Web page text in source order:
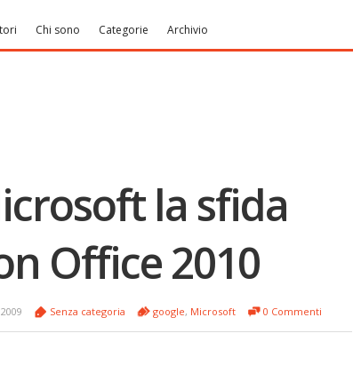
Chi sono Categorie Archivio
la sfida
Office 2010
Senza categoria google, Microsoft 0 Commenti